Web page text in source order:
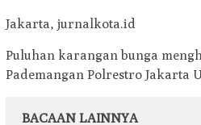
Jakarta, jurnalkota.id
Puluhan karangan bunga
Pademangan Polrestro Jakarta
BACAAN LAINNYA